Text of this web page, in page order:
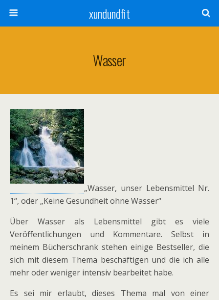
xundundfit
Wasser
„Wasser, unser Lebensmittel Nr.
1“, oder „Keine Gesundheit ohne Wasser“
Über Wasser als Lebensmittel gibt es viele
Veröffentlichungen und Kommentare. Selbst in
meinem Bücherschrank stehen einige Bestseller, die
sich mit diesem Thema beschäftigen und die ich alle
mehr oder weniger intensiv bearbeitet habe.
Es sei mir erlaubt, dieses Thema mal von einer